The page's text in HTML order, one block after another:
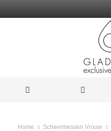
Home Scheermessen Vrouw